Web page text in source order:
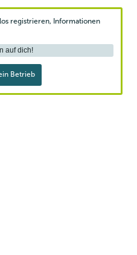
registrieren, Informationen
auf dich!
Betrieb